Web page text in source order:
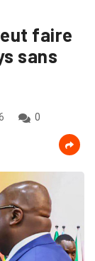
faire
sans
0